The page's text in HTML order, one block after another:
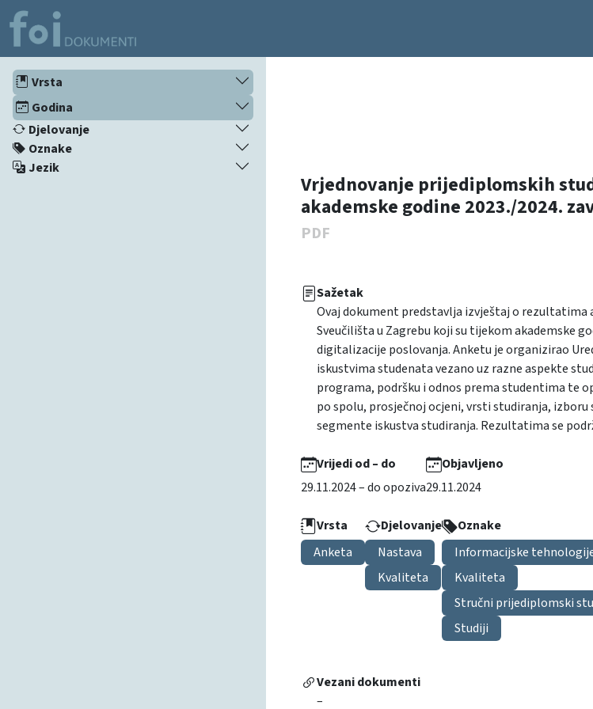
Vrsta
Godina
Djelovanje
Oznake
Jezik
Vrjednovanje prijediplomskih
akademske godine 2023./2024.
PDF
Sažetak
Ovaj dokument predstavlja izvještaj o
Sveučilišta u Zagrebu koji su tijekom akademske
digitalizacije poslovanja. Anketu je organizirao
iskustvima studenata vezano uz razne aspekte
programa, podršku i odnos prema studentima te
po spolu, prosječnoj ocjeni, vrsti studiranja,
segmente iskustva studiranja. Rezultatima se
Vrijedi od – do
29.11.2024 – do opoziva
Objavljeno
29.11.2024
Vrsta
Anketa
Djelovanje
Nastava
Kvaliteta
Oznake
Informacijske
Kvaliteta
Stručni prijediplomski
Studiji
Vezani dokumenti
–